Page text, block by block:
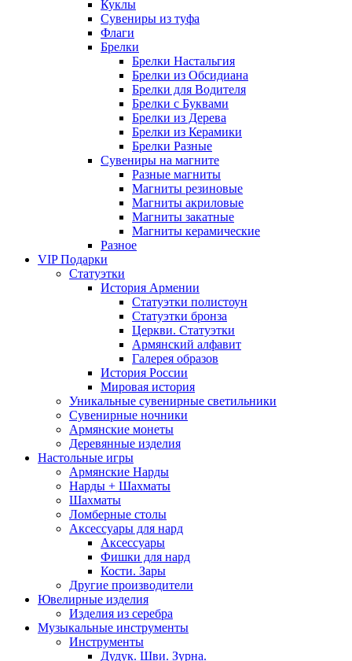
Куклы
Сувениры из туфа
Флаги
Брелки
Брелки Настальгия
Брелки из Обсидиана
Брелки для Водителя
Брелки с Буквами
Брелки из Дерева
Брелки из Керамики
Брелки Разные
Сувениры на магните
Разные магниты
Магниты резиновые
Магниты акриловые
Магниты закатные
Магниты керамические
Разное
VIP Подарки
Статуэтки
История Армении
Статуэтки полистоун
Статуэтки бронза
Церкви. Статуэтки
Армянский алфавит
Галерея образов
История России
Мировая история
Уникальные сувенирные светильники
Сувенирные ночники
Армянские монеты
Деревянные изделия
Настольные игры
Армянские Нарды
Нарды + Шахматы
Шахматы
Ломберные столы
Аксессуары для нард
Аксессуары
Фишки для нард
Кости. Зары
Другие производители
Ювелирные изделия
Изделия из серебра
Музыкальные инструменты
Инструменты
Дудук. Шви. Зурна.